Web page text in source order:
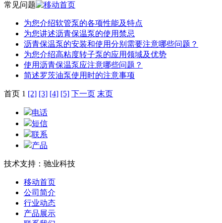
常见问题
为您介绍软管泵的各项性能及特点
为您讲述沥青保温泵的使用禁忌
沥青保温泵的安装和使用分别需要注意哪些问题？
为您介绍高粘度转子泵的应用领域及优势
使用沥青保温泵应注意哪些问题？
简述罗茨油泵使用时的注意事项
首页 1 [2] [3] [4] [5] 下一页 末页
电话
短信
联系
产品
技术支持：驰业科技
移动首页
公司简介
行业动态
产品展示